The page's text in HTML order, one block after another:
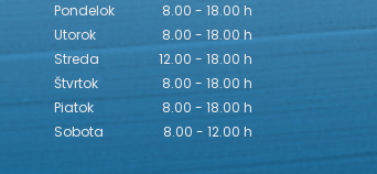
Pondelok
8.00 - 18.00 h
Utorok
8.00 - 18.00 h
Streda
12.00 - 18.00 h
Štvrtok
8.00 - 18.00 h
Piatok
8.00 - 18.00 h
Sobota
8.00 - 12.00 h